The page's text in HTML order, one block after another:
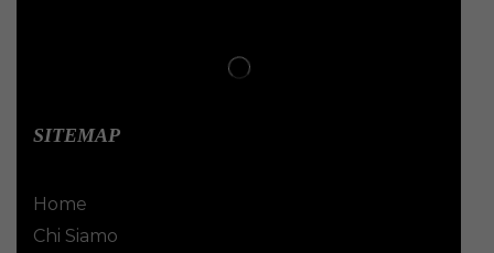
SITEMAP
Home
Chi Siamo